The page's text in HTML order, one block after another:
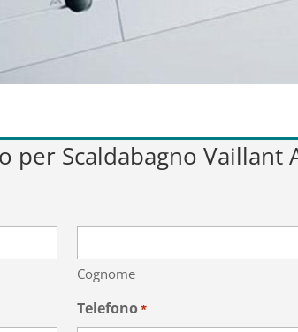
per Scaldabagno Vaillant
Cognome
Telefono*